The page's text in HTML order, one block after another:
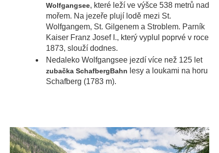
Wolfgangsee, které leží ve výšce 538 metrů nad
mořem. Na jezeře plují lodě mezi St.
Wolfgangem, St. Gilgenem a Stroblem. Parník
Kaiser Franz Josef I., který vyplul poprvé v roce
1873, slouží dodnes.
Nedaleko Wolfgangsee jezdí více než 125 let
zubačka SchafbergBahn lesy a loukami na horu
Schafberg (1783 m).